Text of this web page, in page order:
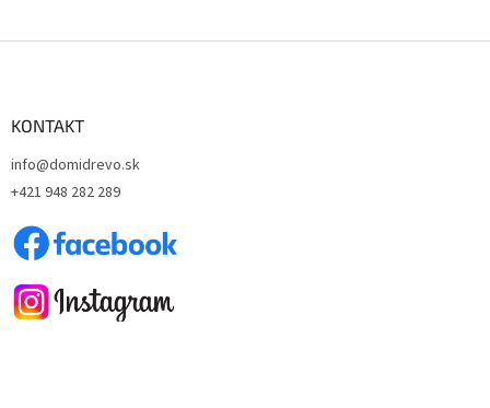
KONTAKT
info@domidrevo.sk
+421 948 282 289